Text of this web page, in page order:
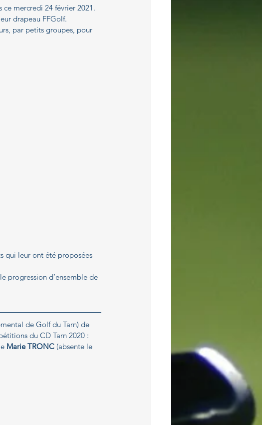
mercredi 24 février 2021.
drapeau FFGolf.
par petits groupes, pour
qui leur ont été proposées
progression d’ensemble de
de Golf du Tarn) de
du CD Tarn 2020 :
Marie TRONC (absente le